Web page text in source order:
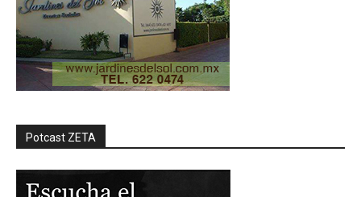
Potcast ZETA